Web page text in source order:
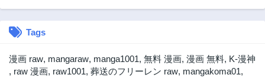
Tags
漫画 raw, mangaraw, manga1001, 無料 漫画, 漫画 無料, K-漫神
, raw 漫画, raw1001, 葬送のフリーレン raw, mangakoma01,